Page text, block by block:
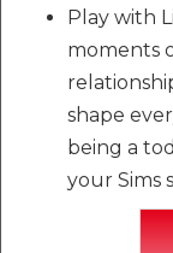
Play with
moments
shape
being a
your Sims